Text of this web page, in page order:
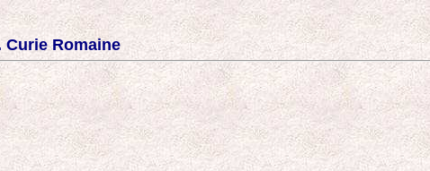
Curie Romaine